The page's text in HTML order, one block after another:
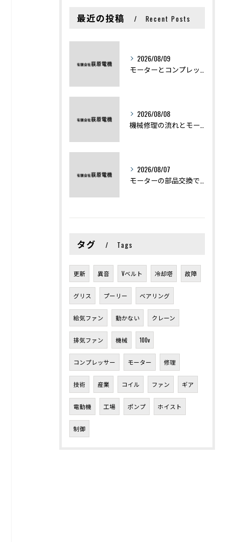
最近の投稿 Recent Posts
2026/08/09
2026/08/08
2026/08/07
タグ Tags
更新 異音 Vベルト 冷却塔 故障
グリス プーリー ベアリング
給気ファン 動かない クレーン
排気ファン 機械 100v
コンプレッサー モーター 修理
技術 産業 コイル ファン ギア
電動機 工場 ポンプ ホイスト
制御